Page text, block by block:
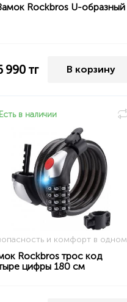
Rockbros U-образный
990 тг В корзину
Есть в наличии
и комфорт в одном
Rockbros трос код
цифры 180 см